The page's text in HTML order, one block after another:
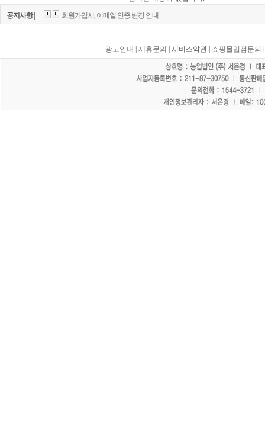
공지사항 | 회원가입시, 이메일 인증 변경 안내
광고안내 제휴문의 | 서비스약관 | 쇼핑몰입점문의
"홈페이지 모든 게시물에